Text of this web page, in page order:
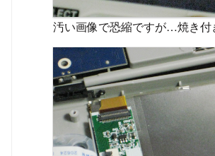
汚い画像で恐縮ですが…焼き付